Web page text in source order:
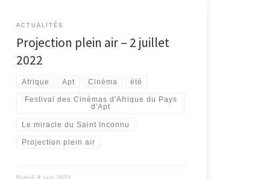
ACTUALITÉS
Projection plein air – 2 juillet
2022
Afrique Apt Cinéma été
Festival des Cinémas d'Afrique du Pays
d'Apt
Le miracle du Saint Inconnu
Projection plein air
Publié8 juin 2022